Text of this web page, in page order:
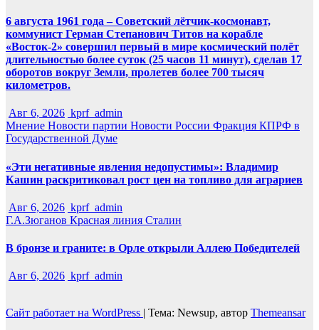
6 августа 1961 года – Советский лётчик-космонавт,
коммунист Герман Степанович Титов на корабле
«Восток-2» совершил первый в мире космический полёт
длительностью более суток (25 часов 11 минут), сделав 17
оборотов вокруг Земли, пролетев более 700 тысяч
километров.
Авг 6, 2026 kprf_admin
Мнение Новости партии Новости России Фракция КПРФ в
Государственной Думе
«Эти негативные явления недопустимы»: Владимир
Кашин раскритиковал рост цен на топливо для аграриев
Авг 6, 2026 kprf_admin
Г.А.Зюганов Красная линия Сталин
В бронзе и граните: в Орле открыли Аллею Победителей
Авг 6, 2026 kprf_admin
Сайт работает на WordPress | Тема: Newsup, автор Themeansar